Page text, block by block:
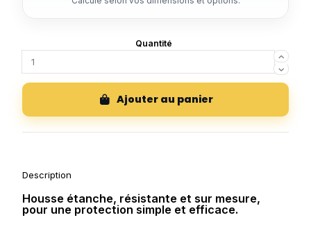
Ajouter au panier
Description
Housse étanche, résistante et sur mesure,
pour une protection simple et efficace.